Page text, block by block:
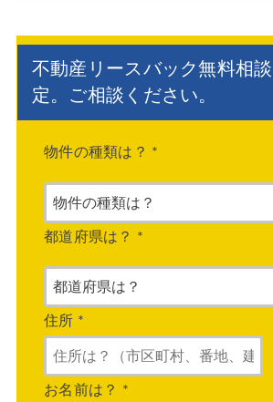
不動産リースバック無料相
定。ご相談ください。
物件の種類は？ *
都道府県は？ *
住所 *
お名前は？ *